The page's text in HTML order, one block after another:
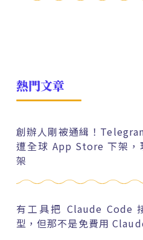
熱門文章
創辦人剛被通緝！
遭全球 App Store 下架，
架
有工具把 Claude Code
型，但那不是免費用